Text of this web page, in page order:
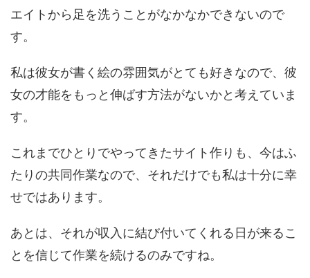
エイトから足を洗うことがなかなかできないので
す。
私は彼女が書く絵の雰囲気がとても好きなので、彼
女の才能をもっと伸ばす方法がないかと考えていま
す。
これまでひとりでやってきたサイト作りも、今はふ
たりの共同作業なので、それだけでも私は十分に幸
せではあります。
あとは、それが収入に結び付いてくれる日が来るこ
とを信じて作業を続けるのみですね。